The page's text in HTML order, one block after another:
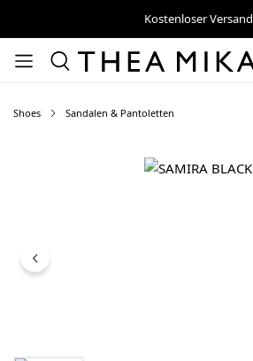
Kostenloser Versand
Shoes Sandalen & Pantoletten
Bildergalerie überspringen